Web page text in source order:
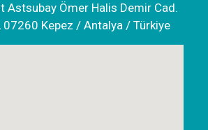
Astsubay Ömer Halis Demir Cad.
Kepez / Antalya / Türkiye